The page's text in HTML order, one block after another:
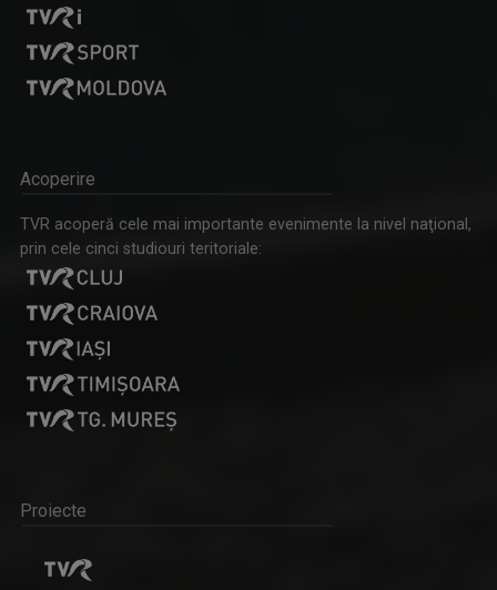
Acoperire
TVR acoperă cele mai importante evenimente la nivel naţional,
prin cele cinci studiouri teritoriale:
Proiecte